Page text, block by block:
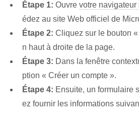
Étape 1: Ouvre votre navigateur
édez au site Web officiel de
Étape 2: Cliquez sur le bouton
n haut à droite de la page.
Étape 3: Dans la fenêtre
ption « Créer un compte ».
Étape 4: Ensuite, un formulaire
ez fournir les informations